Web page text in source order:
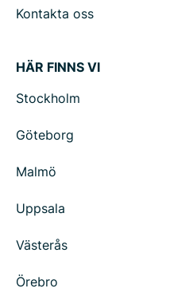
Kontakta oss
HÄR FINNS VI
Stockholm
Göteborg
Malmö
Uppsala
Västerås
Örebro